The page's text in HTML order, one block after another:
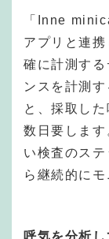
「Inne
アプリと連
確に計測す
ンスを計測
と、採取し
数日要しま
い検査のス
ら継続的にモ
呼気を分析